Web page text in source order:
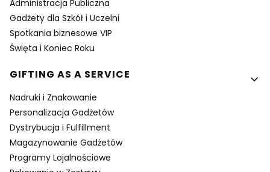
Administracja Publiczna
Gadżety dla Szkół i Uczelni
Spotkania biznesowe VIP
Święta i Koniec Roku
GIFTING AS A SERVICE
Nadruki i Znakowanie
Personalizacja Gadżetów
Dystrybucja i Fulfillment
Magazynowanie Gadżetów
Programy Lojalnościowe